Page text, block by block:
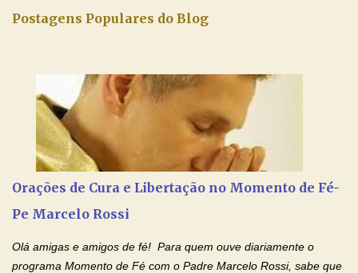
de Nossa Senhora. Adriana dos Anjos-Devoção e Fé Mensagem
aos nossos pais. Hoje nossas orações serão focadas nos pais
que não se encontram bem de saúde, OS PAIS ENFERMOS!
Amados, durante toda esta semana vamos orar pelos nossos
pais. Vamos dedicar um dia para os pais mais idosos, pais que
estão doentes, pais que estão longe dos filhos, pais que já são
falecidos, pais que tem problemas com vícios, enfim, vamos orar
Postagens Populares do Blog
Orações de Cura e Libertação no Momento de Fé-
Pe Marcelo Rossi
Olá amigas e amigos de fé! Para quem ouve diariamente o
programa Momento de Fé com o Padre Marcelo Rossi, sabe que